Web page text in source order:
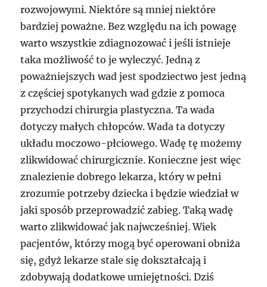
rozwojowymi. Niektóre są mniej niektóre
bardziej poważne. Bez względu na ich powagę
warto wszystkie zdiagnozować i jeśli istnieje
taka możliwość to je wyleczyć. Jedną z
poważniejszych wad jest spodziectwo jest jedną
z częściej spotykanych wad gdzie z pomoca
przychodzi chirurgia plastyczna. Ta wada
dotyczy małych chłopców. Wada ta dotyczy
układu moczowo-płciowego. Wadę tę możemy
zlikwidować chirurgicznie. Konieczne jest więc
znalezienie dobrego lekarza, który w pełni
zrozumie potrzeby dziecka i będzie wiedział w
jaki sposób przeprowadzić zabieg. Taką wadę
warto zlikwidować jak najwcześniej. Wiek
pacjentów, którzy mogą być operowani obniża
się, gdyż lekarze stale się dokształcają i
zdobywają dodatkowe umiejętności. Dziś